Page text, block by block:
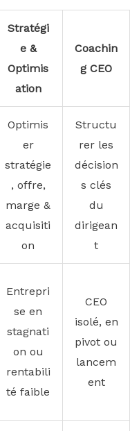
Stratégi
e &
Optimis
ation
Coachin
g CEO
Optimis
er
stratégie
, offre,
marge &
acquisiti
on
Structu
rer les
décision
s clés
du
dirigean
t
Entrepri
se en
stagnati
on ou
rentabili
té faible
CEO
isolé, en
pivot ou
lancem
ent